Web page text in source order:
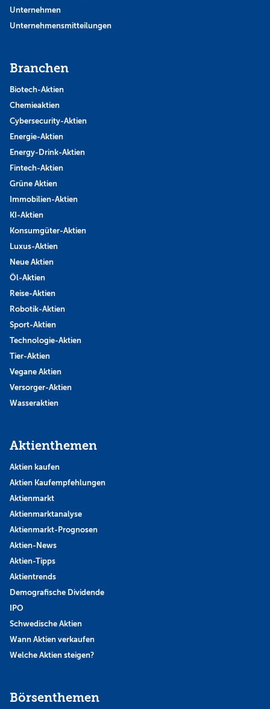
Unternehmen
Unternehmensmitteilungen
Branchen
Biotech-Aktien
Chemieaktien
Cybersecurity-Aktien
Energie-Aktien
Energy-Drink-Aktien
Fintech-Aktien
Grüne Aktien
Immobilien-Aktien
KI-Aktien
Konsumgüter-Aktien
Luxus-Aktien
Neue Aktien
Öl-Aktien
Reise-Aktien
Robotik-Aktien
Sport-Aktien
Technologie-Aktien
Tier-Aktien
Vegane Aktien
Versorger-Aktien
Wasseraktien
Aktienthemen
Aktien kaufen
Aktien Kaufempfehlungen
Aktienmarkt
Aktienmarktanalyse
Aktienmarkt-Prognosen
Aktien-News
Aktien-Tipps
Aktientrends
Demografische Dividende
IPO
Schwedische Aktien
Wann Aktien verkaufen
Welche Aktien steigen?
Börsenthemen